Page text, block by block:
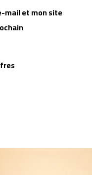
mail et mon site